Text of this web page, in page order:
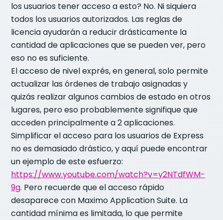
los usuarios tener acceso a esto? No. Ni siquiera
todos los usuarios autorizados. Las reglas de
licencia ayudarán a reducir drásticamente la
cantidad de aplicaciones que se pueden ver, pero
eso no es suficiente.
El acceso de nivel exprés, en general, solo permite
actualizar las órdenes de trabajo asignadas y
quizás realizar algunos cambios de estado en otros
lugares, pero eso probablemente signifique que
acceden principalmente a 2 aplicaciones.
Simplificar el acceso para los usuarios de Express
no es demasiado drástico, y aquí puede encontrar
un ejemplo de este esfuerzo:
https://www.youtube.com/watch?v=y2NTdfWM-
9g. Pero recuerde que el acceso rápido
desaparece con Maximo Application Suite. La
cantidad mínima es limitada, lo que permite